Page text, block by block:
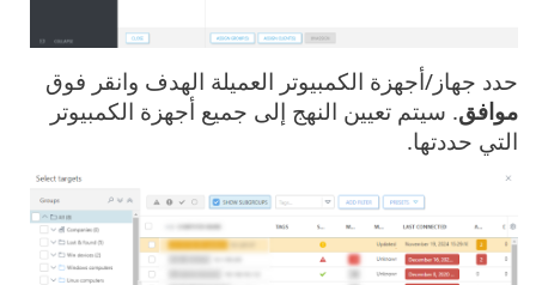
حدد جهاز/أجهزة الكمبيوتر العميلة الهدف وانقر فوق
موافق. سيتم تعيين النهج إلى جميع أجهزة الكمبيوتر
التي حددتها.